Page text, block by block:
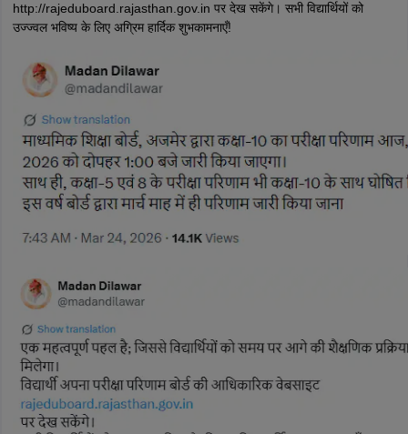
http://rajeduboard.rajasthan.gov.in पर देख सकेंगे। सभी विद्यार्थियों को
उज्ज्वल भविष्य के लिए अग्रिम हार्दिक शुभकामनाएँ!